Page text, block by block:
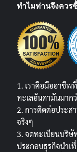
ทำไมท่านจึงควร
1. เราคือมืออาชีพ
ทะเลอันดามันมาก
2. การติดต่อประส
จริงๆ
3. จดทะเบียนบริ
ประกอบธุรกิจนำเ